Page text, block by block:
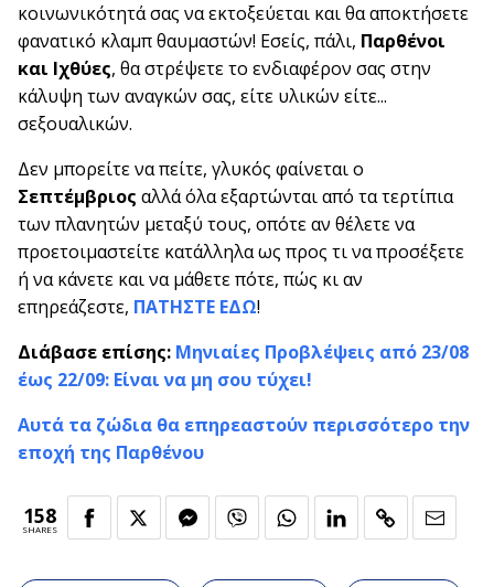
κοινωνικότητά σας να εκτοξεύεται και θα αποκτήσετε
φανατικό κλαμπ θαυμαστών! Εσείς, πάλι, Παρθένοι
και Ιχθύες, θα στρέψετε το ενδιαφέρον σας στην
κάλυψη των αναγκών σας, είτε υλικών είτε...
σεξουαλικών.
Δεν μπορείτε να πείτε, γλυκός φαίνεται ο
Σεπτέμβριος αλλά όλα εξαρτώνται από τα τερτίπια
των πλανητών μεταξύ τους, οπότε αν θέλετε να
προετοιμαστείτε κατάλληλα ως προς τι να προσέξετε
ή να κάνετε και να μάθετε πότε, πώς κι αν
επηρεάζεστε, ΠΑΤΗΣΤΕ ΕΔΩ!
Διάβασε επίσης: Μηνιαίες Προβλέψεις από 23/08
έως 22/09: Είναι να μη σου τύχει!
Αυτά τα ζώδια θα επηρεαστούν περισσότερο την
εποχή της Παρθένου
158
SHARES